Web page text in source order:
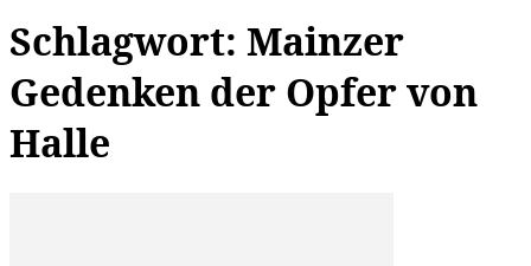
Schlagwort: Mainzer
Gedenken der Opfer von
Halle